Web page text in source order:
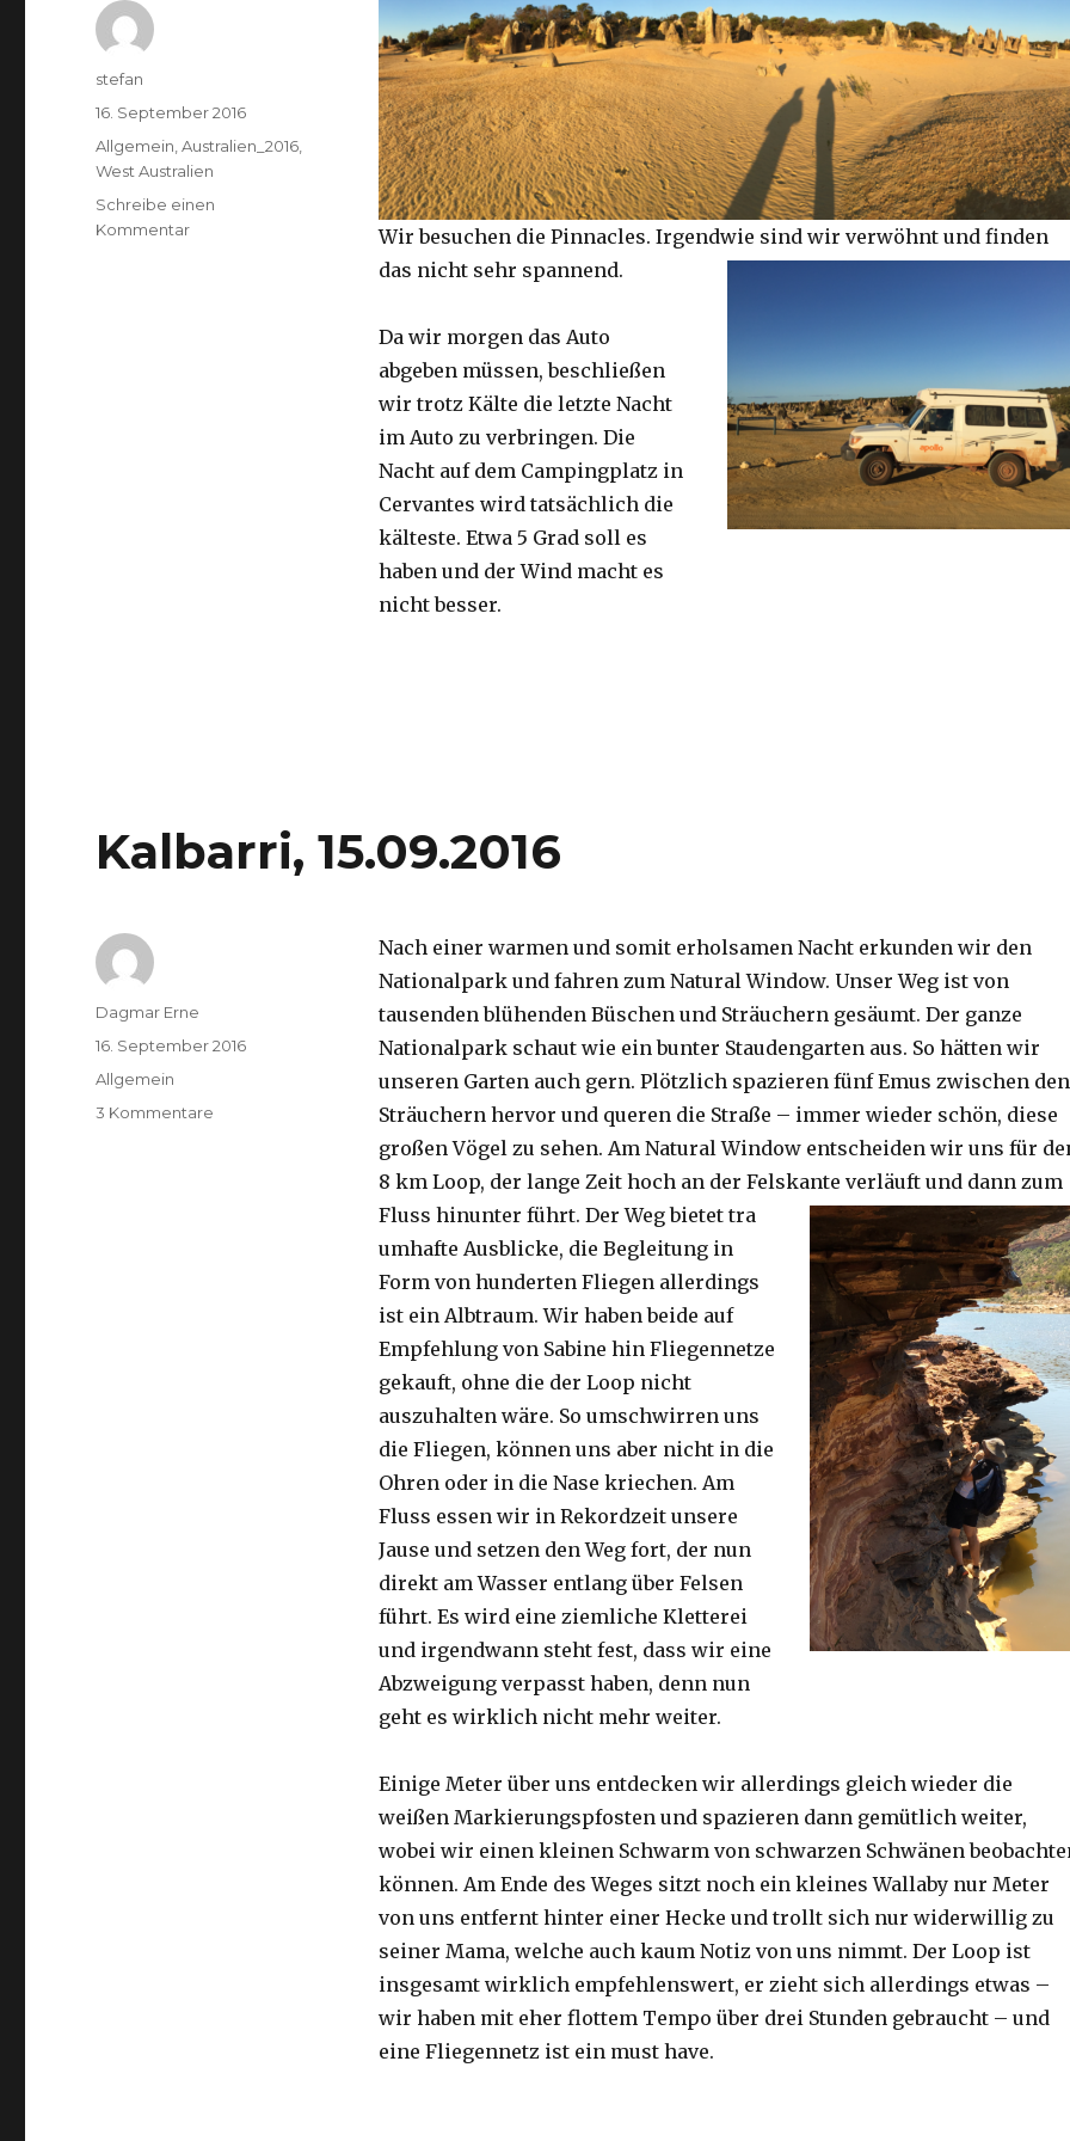
Wir besuchen die Pinnacles. Irgendwie sind wir verwöhnt und finden
das nicht sehr spannend.
Da wir morgen das Auto
abgeben müssen, beschließen
wir trotz Kälte die letzte Nacht
im Auto zu verbringen. Die
Nacht auf dem Campingplatz in
Cervantes wird tatsächlich die
kälteste. Etwa 5 Grad soll es
haben und der Wind macht es
nicht besser.
Autor
stefan
Veröffentlicht
am
16. September 2016
Kategorien
Allgemein,Australien_2016,
West Australien
Schreibe einen
Kommentarzu
Kalbarri, 15.09.2016
Nach einer warmen und somit erholsamen Nacht erkunden wir den
Nationalpark und fahren zum Natural Window. Unser Weg ist von
tausenden blühenden Büschen und Sträuchern gesäumt. Der ganze
Nationalpark schaut wie ein bunter Staudengarten aus. So hätten wir
unseren Garten auch gern. Plötzlich spazieren fünf Emus zwischen den
Sträuchern hervor und queren die Straße – immer wieder schön, diese
großen Vögel zu sehen. Am Natural Window entscheiden wir uns für
8 km Loop, der lange Zeit hoch an der Felskante verläuft und dann zum
Fluss hinunter führt. Der Weg bietet tra
umhafte Ausblicke, die Begleitung in
Form von hunderten Fliegen allerdings
ist ein Albtraum. Wir haben beide auf
Empfehlung von Sabine hin Fliegennetze
gekauft, ohne die der Loop nicht
auszuhalten wäre. So umschwirren uns
die Fliegen, können uns aber nicht in die
Ohren oder in die Nase kriechen. Am
Fluss essen wir in Rekordzeit unsere
Jause und setzen den Weg fort, der nun
direkt am Wasser entlang über Felsen
führt. Es wird eine ziemliche Kletterei
und irgendwann steht fest, dass wir eine
Abzweigung verpasst haben, denn nun
geht es wirklich nicht mehr weiter.
Einige Meter über uns entdecken wir allerdings gleich wieder die
weißen Markierungspfosten und spazieren dann gemütlich weiter,
wobei wir einen kleinen Schwarm von schwarzen Schwänen
können. Am Ende des Weges sitzt noch ein kleines Wallaby nur Meter
von uns entfernt hinter einer Hecke und trollt sich nur widerwillig zu
seiner Mama, welche auch kaum Notiz von uns nimmt. Der Loop ist
insgesamt wirklich empfehlenswert, er zieht sich allerdings etwas –
wir haben mit eher flottem Tempo über drei Stunden gebraucht – und
eine Fliegennetz ist ein must have.
Autor
Dagmar Erne
Veröffentlicht
am
16. September 2016
Kategorien
Allgemein
3 Kommentare